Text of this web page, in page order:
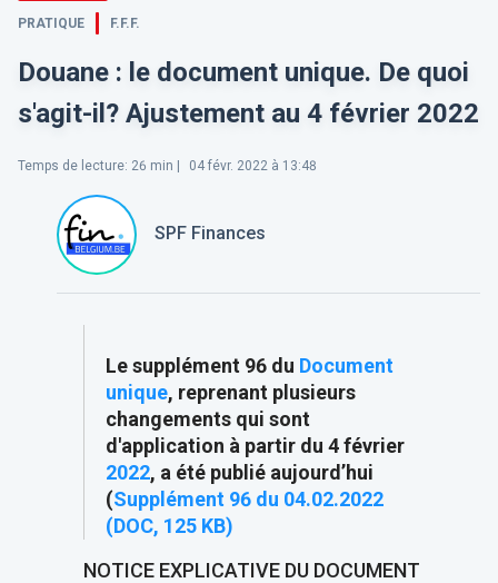
PRATIQUE F.F.F.
Douane : le document unique. De quoi
s'agit-il? Ajustement au 4 février 2022
Temps de lecture: 26 min | 04 févr. 2022 à 13:48
SPF Finances
Le supplément 96 du Document
unique, reprenant plusieurs
changements qui sont
d'application à partir du 4 février
2022, a été publié aujourd’hui
(Supplément 96 du 04.02.2022
(DOC, 125 KB)
NOTICE EXPLICATIVE DU DOCUMENT